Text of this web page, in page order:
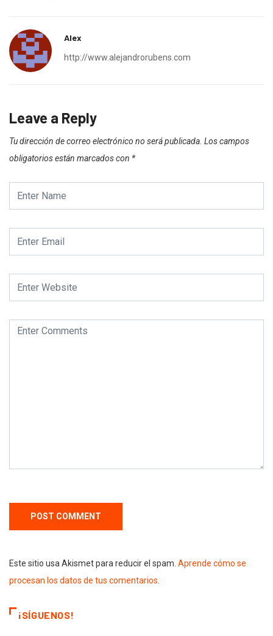
Alex
http://www.alejandrorubens.com
Leave a Reply
Tu dirección de correo electrónico no será publicada. Los campos
obligatorios están marcados con *
Este sitio usa Akismet para reducir el spam. Aprende cómo se
procesan los datos de tus comentarios
¡SÍGUENOS!